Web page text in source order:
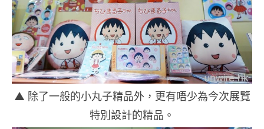
▲ 除了一般的小丸子精品外，更有唔少為今次展覽
特別設計的精品。